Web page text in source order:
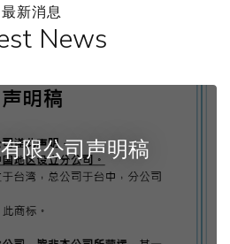
最新消息
News
限公司声明稿